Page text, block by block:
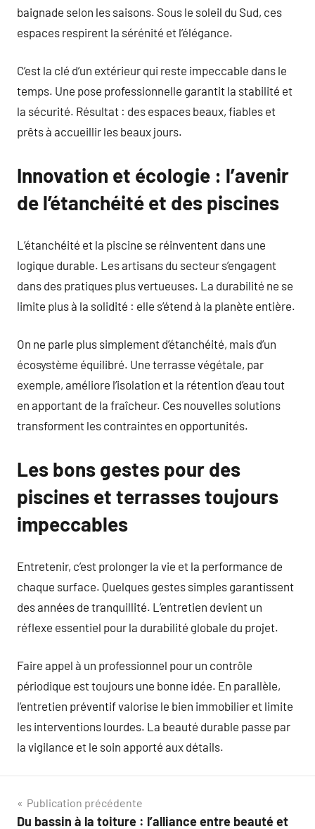
baignade selon les saisons. Sous le soleil du Sud, ces
espaces respirent la sérénité et l’élégance.
C’est la clé d’un extérieur qui reste impeccable dans le
temps. Une pose professionnelle garantit la stabilité et
la sécurité. Résultat : des espaces beaux, fiables et
prêts à accueillir les beaux jours.
Innovation et écologie : l’avenir
de l’étanchéité et des piscines
L’étanchéité et la piscine se réinventent dans une
logique durable. Les artisans du secteur s’engagent
dans des pratiques plus vertueuses. La durabilité ne se
limite plus à la solidité : elle s’étend à la planète entière.
On ne parle plus simplement d’étanchéité, mais d’un
écosystème équilibré. Une terrasse végétale, par
exemple, améliore l’isolation et la rétention d’eau tout
en apportant de la fraîcheur. Ces nouvelles solutions
transforment les contraintes en opportunités.
Les bons gestes pour des
piscines et terrasses toujours
impeccables
Entretenir, c’est prolonger la vie et la performance de
chaque surface. Quelques gestes simples garantissent
des années de tranquillité. L’entretien devient un
réflexe essentiel pour la durabilité globale du projet.
Faire appel à un professionnel pour un contrôle
périodique est toujours une bonne idée. En parallèle,
l’entretien préventif valorise le bien immobilier et limite
les interventions lourdes. La beauté durable passe par
la vigilance et le soin apporté aux détails.
Navigation
Publication précédente
Du bassin à la toiture : l’alliance entre beauté et